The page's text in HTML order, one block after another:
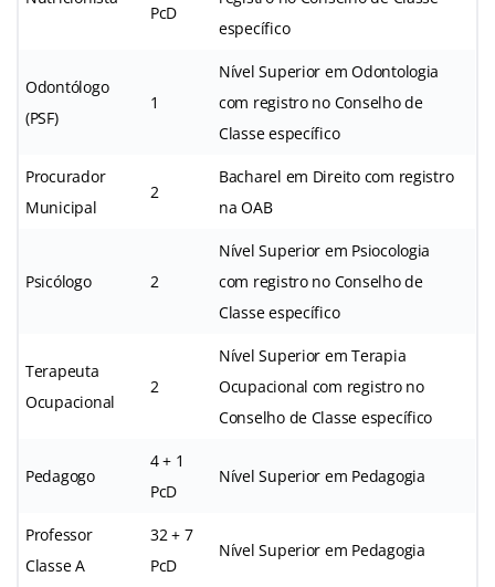
PcD
específico
Odontólogo
(PSF)
1
Nível Superior em Odontologia
com registro no Conselho de
Classe específico
Procurador
Municipal
2
Bacharel em Direito com registro
na OAB
Psicólogo 2
Nível Superior em Psiocologia
com registro no Conselho de
Classe específico
Terapeuta
Ocupacional
2
Nível Superior em Terapia
Ocupacional com registro no
Conselho de Classe específico
Pedagogo
4 + 1
PcD
Nível Superior em Pedagogia
Professor
Classe A
32 + 7
PcD
Nível Superior em Pedagogia